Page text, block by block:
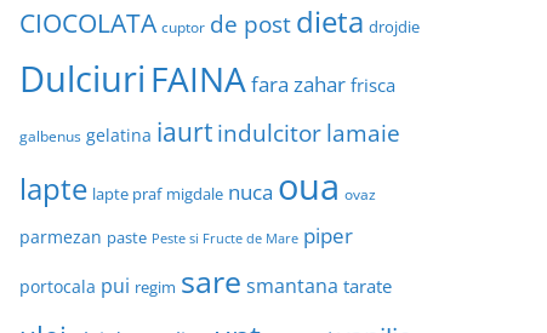
CIOCOLATA cuptor de postdieta drojdie
Dulciuri FAINAfara zahar frisca
galbenus gelatina iaurtindulcitorlamaie
lapte lapte praf migdale nuca oua ovaz
parmezan paste Peste si Fructe de Mare piper
portocala pui regim sare smantana tarate